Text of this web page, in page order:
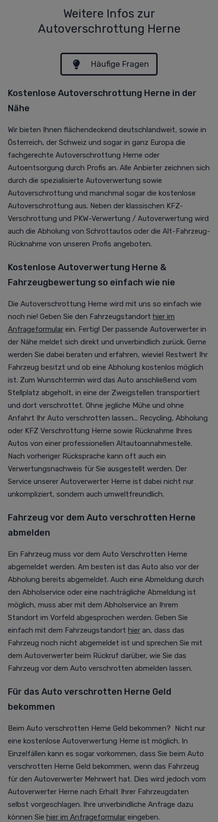
Weitere Infos zur
Autoverschrottung Herne
Häufige Fragen
Kostenlose Autoverschrottung Herne in der
Nähe
Wir bieten Ihnen flächendeckend deutschlandweit, sowie in
Österreich, der Schweiz und sogar in ganz Europa die
fachgerechte Autoverschrottung Herne oder
Autoentsorgung durch Profis an. Alle Anbieter zeichnen sich
durch die spezialisierte Autoverwertung sowie
Autoverschrottung und manchmal sogar die kostenlose
Autoverschrottung aus. Neben der klassischen KFZ-
Verschrottung und PKW-Verwertung / Autoverwertung wird
auch die Abholung von Schrottautos oder die Alt-Fahrzeug-
Rücknahme von unseren Profis angeboten.
Kostenlose Autoverwertung Herne &
Fahrzeugbewertung so einfach wie nie
Die Autoverschrottung Herne wird mit uns so einfach wie
noch nie! Geben Sie den Fahrzeugstandort hier im
Anfrageformular ein. Fertig! Der passende Autoverwerter in
der Nähe meldet sich direkt und unverbindlich zurück. Gerne
werden Sie dabei beraten und erfahren, wieviel Restwert Ihr
Fahrzeug besitzt und ob eine Abholung kostenlos möglich
ist. Zum Wunschtermin wird das Auto anschließend vom
Stellplatz abgeholt, in eine der Zweigstellen transportiert
und dort verschrottet. Ohne jegliche Mühe und ohne
Anfahrt Ihr Auto verschrotten lassen... Recycling, Abholung
oder KFZ Verschrottung Herne sowie Rücknahme Ihres
Autos von einer professionellen Altautoannahmestelle.
Nach vorheriger Rücksprache kann oft auch ein
Verwertungsnachweis für Sie ausgestellt werden. Der
Service unserer Autoverwerter Herne ist dabei nicht nur
unkompliziert, sondern auch umweltfreundlich.
Fahrzeug vor dem Auto verschrotten Herne
abmelden
Ein Fahrzeug muss vor dem Auto Verschrotten Herne
abgemeldet werden. Am besten ist das Auto also vor der
Abholung bereits abgemeldet. Auch eine Abmeldung durch
den Abholservice oder eine nachträgliche Abmeldung ist
möglich, muss aber mit dem Abholservice an Ihrem
Standort im Vorfeld abgesprochen werden. Geben Sie
einfach mit dem Fahrzeugstandort hier an, dass das
Fahrzeug noch nicht abgemeldet ist und sprechen Sie mit
dem Autoverwerter beim Rückruf darüber, wie Sie das
Fahrzeug vor dem Auto verschrotten abmelden lassen.
Für das Auto verschrotten Herne Geld
bekommen
Beim Auto verschrotten Herne Geld bekommen? Nicht nur
eine kostenlose Autoverwertung Herne ist möglich. In
Einzelfällen kann es sogar vorkommen, dass Sie beim Auto
verschrotten Herne Geld bekommen, wenn das Fahrzeug
für den Autoverwerter Mehrwert hat. Dies wird jedoch vom
Autoverwerter Herne nach Erhalt Ihrer Fahrzeugdaten
selbst vorgeschlagen. Ihre unverbindliche Anfrage dazu
können Sie hier im Anfrageformular eingeben.